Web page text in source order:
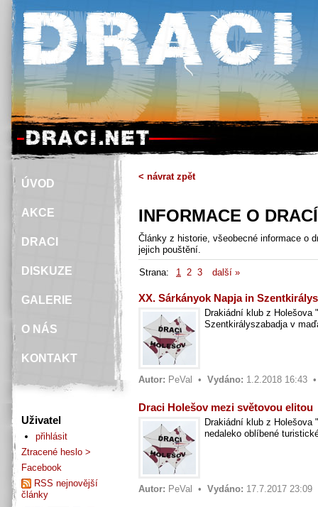
< návrat zpět
INFORMACE O
Články z historie, všeobecné informace o
jejich pouštění.
Strana: 1 2 3 další »
XX. Sárkányok Napja in
Drakiádní klub z
Szentkirályszabadja v
Autor: PeVal • Vydáno: 1.2.2018 16:43
Draci Holešov mezi světovou elitou
Drakiádní klub z
nedaleko oblíbené
Autor: PeVal • Vydáno: 17.7.2017
ÚVOD
AKCE
DRACI
DISKUZE
GALERIE
O NÁS
KONTAKT
Uživatel
přihlásit
Ztracené heslo >
Facebook
RSS nejnovější
články